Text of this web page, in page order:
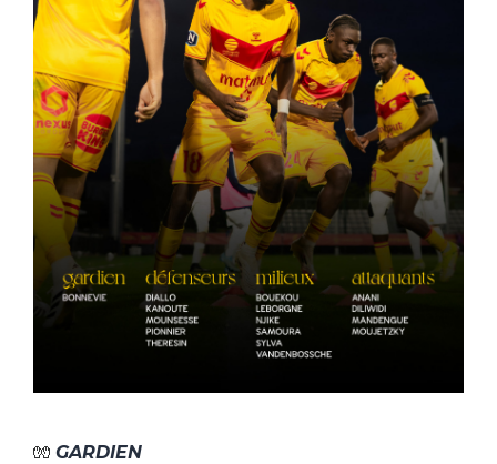
🧤 GARDIEN